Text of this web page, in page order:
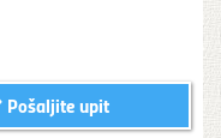
Pošaljite upit